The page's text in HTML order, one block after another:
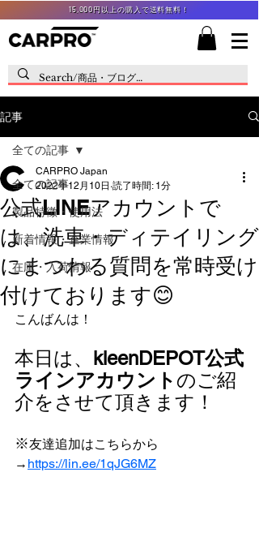
15,000円以上の購入で送料無料！
記事
全ての記事
製品特徴・使用法
新着情報・企業情報
在庫・入荷情報
全ての記事
公式LINEアカウントで
は、洗車・ディテイリング
にまつわる質問を常時受け
付けております😊
CARPRO Japan
2022年12月10日 読了時間: 1分
こんばんは！
本日は、 kleenDEPOT公式
ラインアカウント のご紹
介をさせて頂きます！
※友達追加はこちらから
→ https://lin.ee/1qJG6MZ